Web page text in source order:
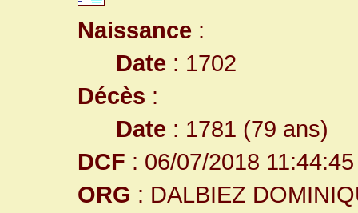
Naissance :
Date : 1702
Décès :
Date : 1781 (79 ans)
DCF : 06/07/2018 11:44:45
ORG : DALBIEZ